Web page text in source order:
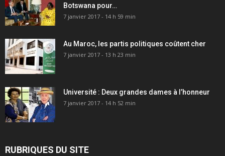
Botswana pour…
7 janvier 2017 - 14 h 59 min
Au Maroc, les partis politiques coûtent cher
7 janvier 2017 - 13 h 23 min
Université : Deux grandes dames à l’honneur
7 janvier 2017 - 14 h 52 min
RUBRIQUES DU SITE